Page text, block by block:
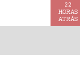
22
HORAS
ATRÁS